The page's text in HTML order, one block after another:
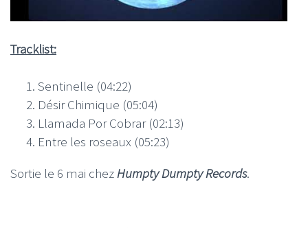
Tracklist:
Sentinelle (04:22)
Désir Chimique (05:04)
Llamada Por Cobrar (02:13)
Entre les roseaux (05:23)
Sortie le 6 mai chez Humpty Dumpty Records.